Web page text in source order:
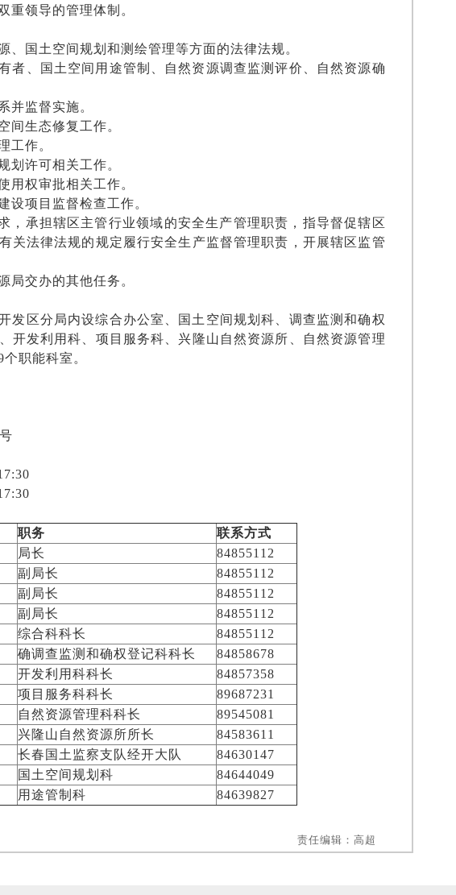
重领导的管理体制。
、国土空间规划和测绘管理等方面的法律法规。
者、国土空间用途管制、自然资源调查监测评价、自然资源确
并监督实施。
间生态修复工作。
工作。
划许可相关工作。
用权审批相关工作。
设项目监督检查工作。
，承担辖区主管行业领域的安全生产管理职责，指导督促辖区
关法律法规的规定履行安全生产监督管理职责，开展辖区监管
局交办的其他任务。
发区分局内设综合办公室、国土空间规划科、调查监测和确权
开发利用科、项目服务科、兴隆山自然资源所、自然资源管理
个职能科室。
职务
联系方式
局长
84855112
副局长
84855112
副局长
84855112
副局长
84855112
综合科科长
84855112
确调查监测和确权登记科科长
84858678
开发利用科科长
84857358
项目服务科科长
89687231
自然资源管理科科长
89545081
兴隆山自然资源所所长
84583611
长春国土监察支队经开大队
84630147
国土空间规划科
84644049
用途管制科 84639827
责任编辑：高超